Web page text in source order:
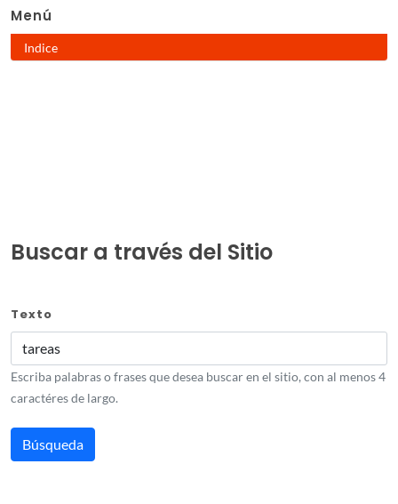
Menú
Indice
Buscar a través del Sitio
Texto
Escriba palabras o frases que desea buscar en el sitio, con al menos 4
caractéres de largo.